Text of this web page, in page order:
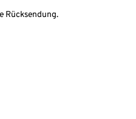
Rücksendung.